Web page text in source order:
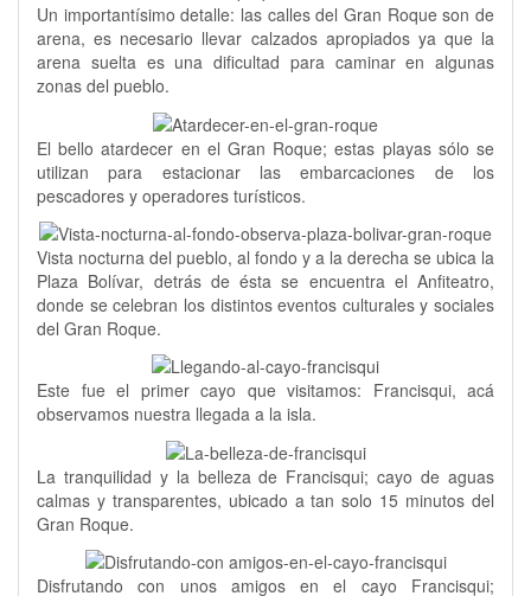
Un importantísimo detalle: las calles del Gran Roque son de
arena, es necesario llevar calzados apropiados ya que la
arena suelta es una dificultad para caminar en algunas
zonas del pueblo.
El bello atardecer en el Gran Roque; estas playas sólo se
utilizan para estacionar las embarcaciones de los
pescadores y operadores turísticos.
Vista nocturna del pueblo, al fondo y a la derecha se ubica la
Plaza Bolívar, detrás de ésta se encuentra el Anfiteatro,
donde se celebran los distintos eventos culturales y sociales
del Gran Roque.
Este fue el primer cayo que visitamos: Francisqui, acá
observamos nuestra llegada a la isla.
La tranquilidad y la belleza de Francisqui; cayo de aguas
calmas y transparentes, ubicado a tan solo 15 minutos del
Gran Roque.
Disfrutando con unos amigos en el cayo Francisqui;